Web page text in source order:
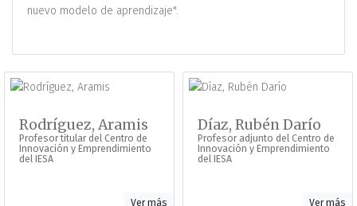
nuevo modelo de aprendizaje".
Rodríguez, Aramis
Profesor titular del Centro de
Innovación y Emprendimiento
del IESA
Ver más
Díaz, Rubén Darío
Profesor adjunto del Centro de
Innovación y Emprendimiento
del IESA
Ver más